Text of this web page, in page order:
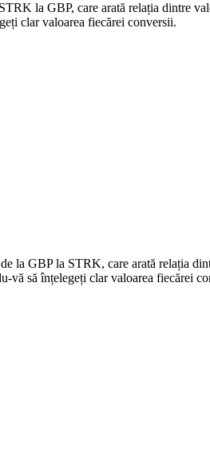
la GBP, care arată relația dintre
clar valoarea fiecărei conversii.
la GBP la STRK, care arată relația
vă să înțelegeți clar valoarea fiecărei